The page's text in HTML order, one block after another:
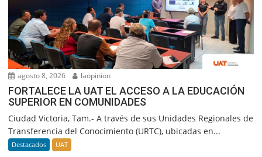
agosto 8, 2026 laopinion
FORTALECE LA UAT EL ACCESO A LA EDUCACIÓN
SUPERIOR EN COMUNIDADES
Ciudad Victoria, Tam.- A través de sus Unidades Regionales de
Transferencia del Conocimiento (URTC), ubicadas en...
Destacados UAT